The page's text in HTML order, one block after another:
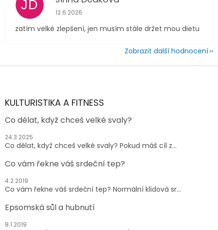
JD Hodnocení obchodu je 4 z 5 hvězdiček.
12.6.2026
zatím velké zlepšení, jen musím stále držet mou dietu
Zobrazit další hodnocení
Z
aKULTURISTIKA A FITNESS
Co dělat, když chceš velké svaly?
24.3.2025
Co dělat, když chceš velké svaly? Pokud máš cíl z...
Co vám řekne váš srdeční tep?
4.2.2019
Co vám řekne váš srdeční tep? Normální klidová sr...
Epsomská sůl a hubnutí
8.1.2019